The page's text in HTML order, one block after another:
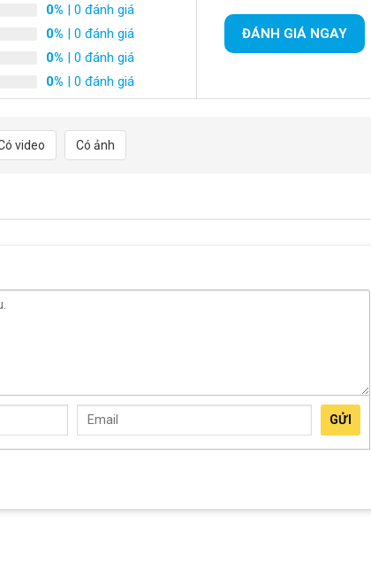
tốt khi di chuyển trên mọi địa hình.
kết hợp nhiều chế độ chớp như chớp nhanh, chớp chậm và
di chuyển trong điều kiện thiếu sáng, sương mù hoặc mưa
định dù trời mưa hay sương mù. Lớp vỏ bọc chắc chắn giúp
thọ sản phẩm và đảm bảo ánh sáng luôn ổn định trong suốt
0% | 0 đánh giá
0% | 0 đánh giá
0% | 0 đánh giá
0% | 0 đánh giá
ĐÁNH GIÁ NGAY
video Có ảnh
GỬI